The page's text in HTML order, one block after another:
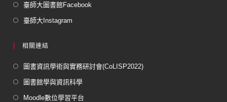
臺師大圖書館Facebook
臺師大Instagram
相關連結
圖書資訊學術與實務研討會(CoLISP2022)
圖書館學與資訊科學
Moodle數位學習平台